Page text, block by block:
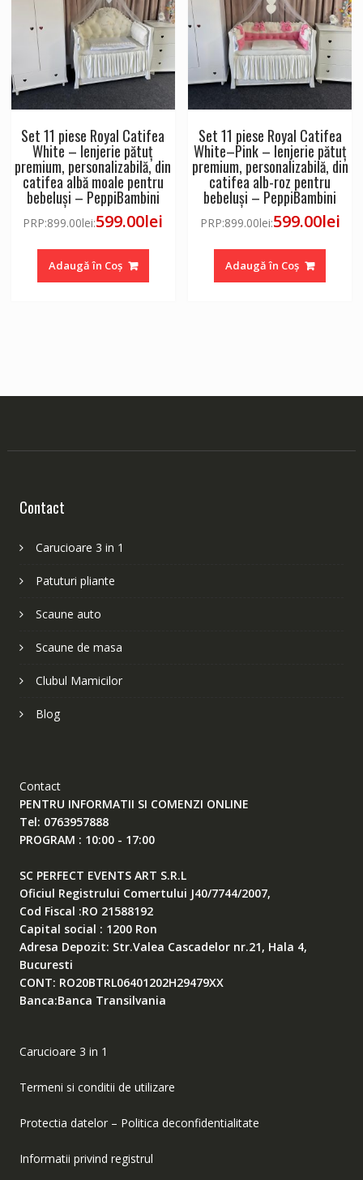
Set 11 piese Royal Catifea
White – lenjerie pătuț
premium, personalizabilă, din
catifea albă moale pentru
bebeluși – PeppiBambini
PRP:899.00lei:599.00lei
Adaugă în Coș
Set 11 piese Royal Catifea
White–Pink – lenjerie pătuț
premium, personalizabilă, din
catifea alb-roz pentru
bebeluși – PeppiBambini
PRP:899.00lei:599.00lei
Adaugă în Coș
Contact
Carucioare 3 in 1
Patuturi pliante
Scaune auto
Scaune de masa
Clubul Mamicilor
Blog
Contact
PENTRU INFORMATII SI COMENZI ONLINE
Tel: 0763957888
PROGRAM : 10:00 - 17:00
SC PERFECT EVENTS ART S.R.L
Oficiul Registrului Comertului J40/7744/2007,
Cod Fiscal :RO 21588192
Capital social : 1200 Ron
Adresa Depozit: Str.Valea Cascadelor nr.21, Hala 4,
Bucuresti
CONT: RO20BTRL06401202H29479XX
Banca:Banca Transilvania
Carucioare 3 in 1
Termeni si conditii de utilizare
Protectia datelor – Politica deconfidentialitate
Informatii privind registrul